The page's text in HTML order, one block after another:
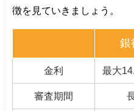
徴を見ていきましょう。
銀
金利 最大
審査期間